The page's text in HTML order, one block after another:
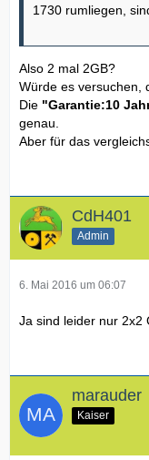
1730 rumliegen,
Also 2 mal 2GB?
Würde es versuchen,
Die "Garantie:10
genau.
Aber für das
CdH401
Admin
6. Mai 2016 um 06:07
Ja sind leider nur 2x2
marauder
Kaiser